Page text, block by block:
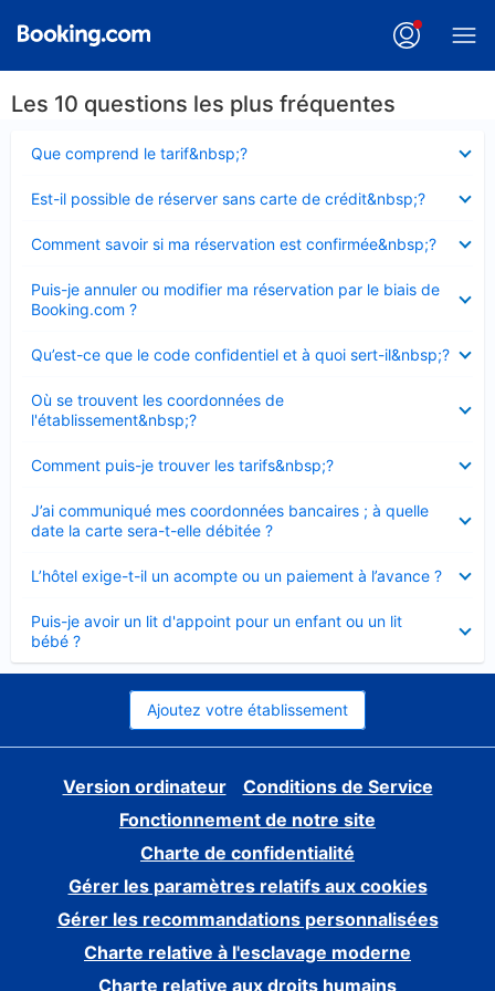
Les 10 questions les plus fréquentes
Que comprend le tarif&nbsp;?
fermé
Est-il possible de réserver sans carte de crédit&nbsp;?
fermé
Comment savoir si ma réservation est confirmée&nbsp;?
fermé
Puis-je annuler ou modifier ma réservation par le biais de
Booking.com ?
fermé
Qu’est-ce que le code confidentiel et à quoi sert-il&nbsp;?
fermé
Où se trouvent les coordonnées de
l'établissement&nbsp;?
fermé
Comment puis-je trouver les tarifs&nbsp;?
fermé
J’ai communiqué mes coordonnées bancaires ; à quelle
date la carte sera-t-elle débitée ?
fermé
L’hôtel exige-t-il un acompte ou un paiement à l’avance ?
fermé
Puis-je avoir un lit d'appoint pour un enfant ou un lit
bébé ?
fermé
Ajoutez votre établissement
Version ordinateur
Conditions de Service
Fonctionnement de notre site
Charte de confidentialité
Gérer les paramètres relatifs aux cookies
Gérer les recommandations personnalisées
Charte relative à l'esclavage moderne
Charte relative aux droits humains